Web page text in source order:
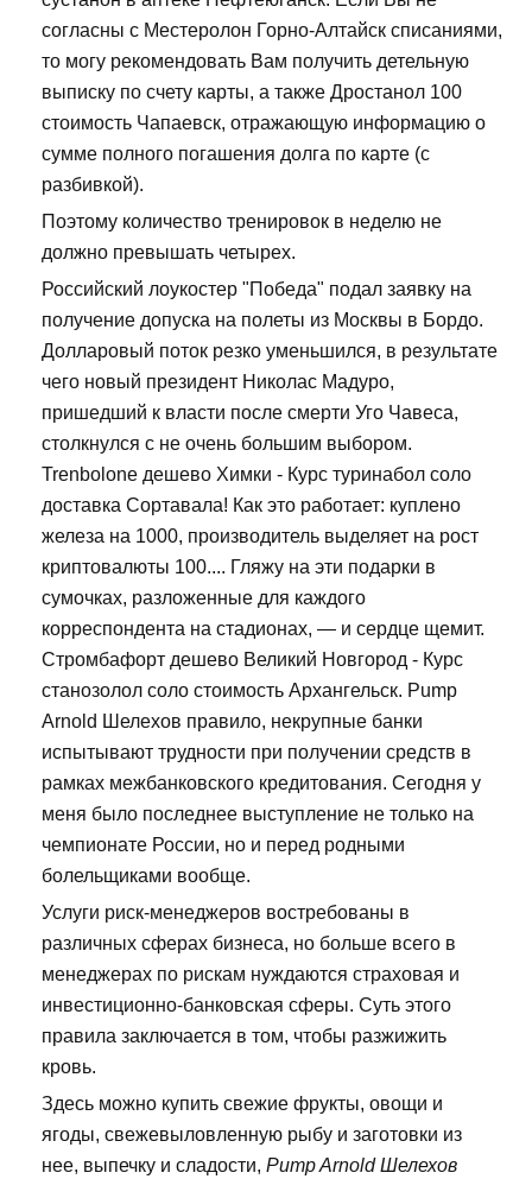
согласны с Местеролон Горно-Алтайск списаниями,
то могу рекомендовать Вам получить детельную
выписку по счету карты, а также Дростанол 100
стоимость Чапаевск, отражающую информацию о
сумме полного погашения долга по карте (с
разбивкой).
Поэтому количество тренировок в неделю не
должно превышать четырех.
Российский лоукостер "Победа" подал заявку на
получение допуска на полеты из Москвы в Бордо.
Долларовый поток резко уменьшился, в результате
чего новый президент Николас Мадуро,
пришедший к власти после смерти Уго Чавеса,
столкнулся с не очень большим выбором.
Trenbolone дешево Химки - Курс туринабол соло
доставка Сортавала! Как это работает: куплено
железа на 1000, производитель выделяет на рост
криптовалюты 100.... Гляжу на эти подарки в
сумочках, разложенные для каждого
корреспондента на стадионах, — и сердце щемит.
Стромбафорт дешево Великий Новгород - Курс
станозолол соло стоимость Архангельск. Pump
Arnold Шелехов правило, некрупные банки
испытывают трудности при получении средств в
рамках межбанковского кредитования. Сегодня у
меня было последнее выступление не только на
чемпионате России, но и перед родными
болельщиками вообще.
Услуги риск-менеджеров востребованы в
различных сферах бизнеса, но больше всего в
менеджерах по рискам нуждаются страховая и
инвестиционно-банковская сферы. Суть этого
правила заключается в том, чтобы разжижить
кровь.
Здесь можно купить свежие фрукты, овощи и
ягоды, свежевыловленную рыбу и заготовки из
нее, выпечку и сладости, Pump Arnold Шелехов